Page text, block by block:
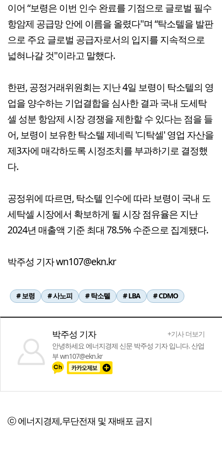
이어 “보령은 이번 인수 완료를 기점으로 글로벌 필수
항암제 공급망 안에 이름을 올렸다"며 “탁소텔을 발판
으로 주요 글로벌 공급자로서의 입지를 지속적으로
넓혀나갈 것"이라고 말했다.
한편, 공정거래위원회는 지난 4일 보령이 탁소텔의 영
업을 양수하는 기업결합을 심사한 결과 국내 도세탁
셀 성분 항암제 시장 경쟁을 제한할 수 있다는 점을 들
어, 보령이 보유한 탁소텔 제네릭 '디탁셀' 영업 자산을
제3자에 매각하도록 시정조치를 부과하기로 결정했
다.
공정위에 따르면, 탁소텔 인수에 따라 보령이 국내 도
세탁셀 시장에서 확보하게 될 시장 점유율은 지난
2024년 매출액 기준 최대 78.5% 수준으로 집계됐다.
박주성 기자 wn107@ekn.kr
# 보령 # 사노피 # 탁소텔 # LBA # CDMO
박주성 기자
+기사 더보기
안녕하세요 에너지경제 신문 박주성 기자 입니다. 산업
부 wn107@ekn.kr
ⓒ 에너지경제,무단전재 및 재배포 금지